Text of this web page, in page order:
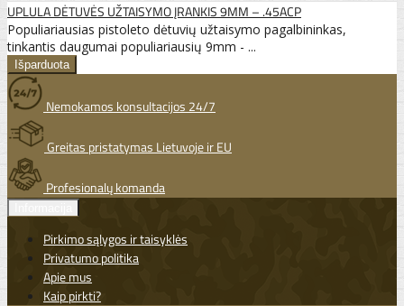
UPLULA DĖTUVĖS UŽTAISYMO ĮRANKIS 9MM – .45ACP
Populiariausias pistoleto dėtuvių užtaisymo pagalbininkas,
tinkantis daugumai populiariausių 9mm - ...
Nemokamos konsultacijos 24/7
Greitas pristatymas Lietuvoje ir EU
Profesionalų komanda
Pirkimo sąlygos ir taisyklės
Privatumo politika
Apie mus
Kaip pirkti?